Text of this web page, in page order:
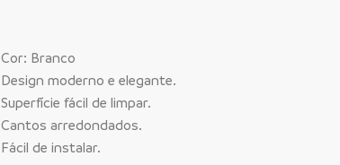
Cor: Branco
Design moderno e elegante.
Superfície fácil de limpar.
Cantos arredondados.
Fácil de instalar.